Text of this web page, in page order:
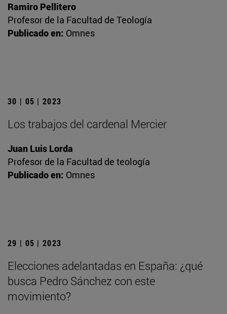
Ramiro Pellitero
Profesor de la Facultad de Teología
Publicado en: Omnes
30 | 05 | 2023
Los trabajos del cardenal Mercier
Juan Luis Lorda
Profesor de la Facultad de teología
Publicado en: Omnes
29 | 05 | 2023
Elecciones adelantadas en España: ¿qué
busca Pedro Sánchez con este
movimiento?